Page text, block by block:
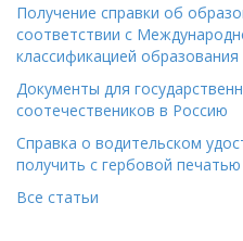
Получение справки об
соответствии с
классификацией
Документы для
соотечествеников в Россию
Справка о водительском
получить с гербовой
Все статьи